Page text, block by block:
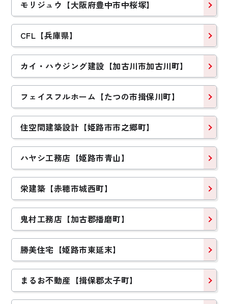
モリジュウ【大阪府豊中市中桜塚】
CFL【兵庫県】
カイ・ハウジング建設【加古川市加古川町】
フェイスフルホーム【たつの市揖保川町】
住空間建築設計【姫路市市之郷町】
ハヤシ工務店【姫路市青山】
栄建築【赤穂市城西町】
鬼村工務店【加古郡播磨町】
勝美住宅【姫路市東延末】
まるお不動産【揖保郡太子町】